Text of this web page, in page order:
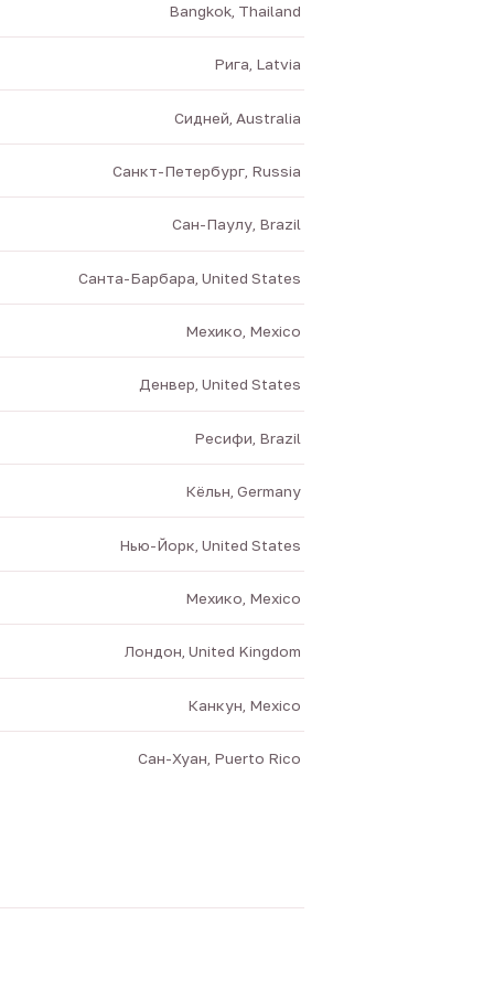
Bangkok, Thailand
Рига, Latvia
Сидней, Australia
Санкт-Петербург, Russia
Сан-Паулу, Brazil
Санта-Барбара, United States
Мехико, Mexico
Денвер, United States
Ресифи, Brazil
Кёльн, Germany
Нью-Йорк, United States
Мехико, Mexico
Лондон, United Kingdom
Канкун, Mexico
Сан-Хуан, Puerto Rico